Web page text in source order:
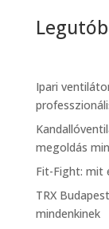
Ipari
megoldás
Fit-Fight: mit
TRX
mindenkinek